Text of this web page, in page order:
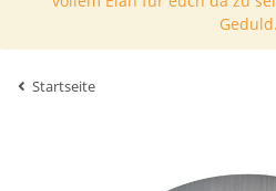
Geduld.
Startseite